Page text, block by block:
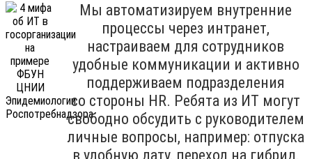
Мы автоматизируем внутренние
процессы через интранет,
настраиваем для сотрудников
удобные коммуникации и активно
поддерживаем подразделения
со стороны HR. Ребята из ИТ могут
свободно обсудить с руководителем
личные вопросы, например: отпуска
в удобную дату, переход на гибрид,